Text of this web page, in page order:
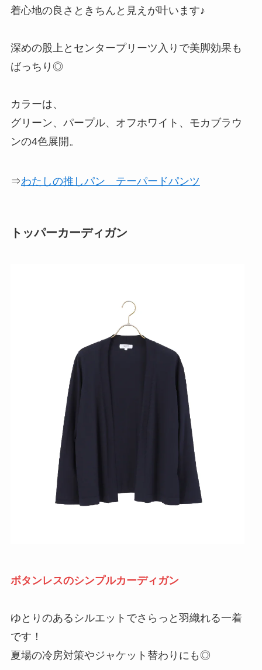
着心地の良さときちんと見えが叶います♪
深めの股上とセンタープリーツ入りで美脚効果も
ばっちり◎
カラーは、
グリーン、パープル、オフホワイト、モカブラウ
ンの4色展開。
⇒わたしの推しパン テーパードパンツ
トッパーカーディガン
ボタンレスのシンプルカーディガン
ゆとりのあるシルエットでさらっと羽織れる一着
です！
夏場の冷房対策やジャケット替わりにも◎